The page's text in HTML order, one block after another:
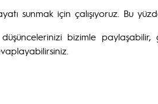
sunmak için çalışıyoruz. Bu
bizimle paylaşabilir,